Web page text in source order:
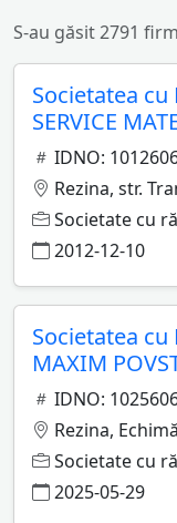
S-au găsit 2791
Societatea
SERVICE
IDNO:
Rezina, str.
Societate cu
2012-12-10
Societatea
MAXIM
IDNO:
Rezina,
Societate cu
2025-05-29